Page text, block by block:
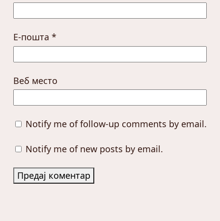
Е-пошта *
Веб место
Notify me of follow-up comments by email.
Notify me of new posts by email.